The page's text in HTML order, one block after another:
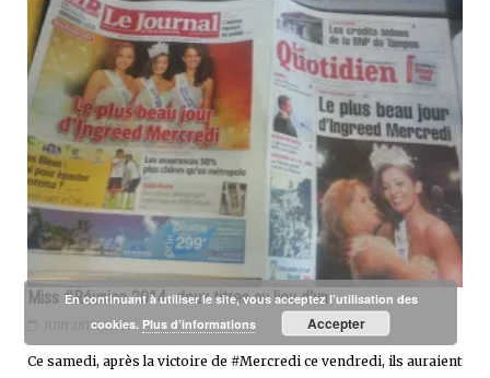
Miss #Réunion 2014...deux titres au lieu d'un
JUIN 28TH, 2014
Ce samedi, après la victoire de #Mercredi ce vendredi, ils auraient
En continuant à utiliser le site, vous acceptez l’utilisation des
cookies. Plus d’informations Accepter